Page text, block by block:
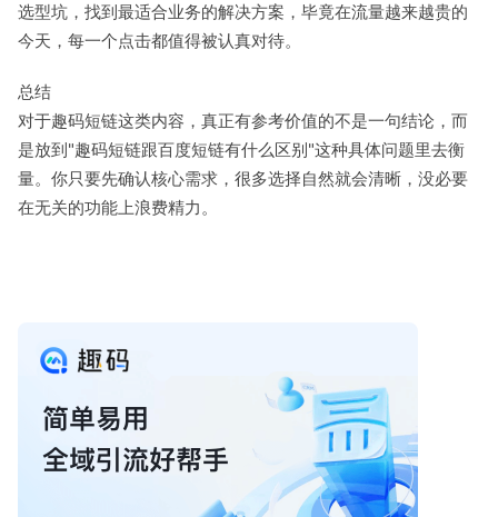
选型坑，找到最适合业务的解决方案，毕竟在流量越来越贵的
今天，每一个点击都值得被认真对待。
总结
对于趣码短链这类内容，真正有参考价值的不是一句结论，而
是放到"趣码短链跟百度短链有什么区别"这种具体问题里去衡
量。你只要先确认核心需求，很多选择自然就会清晰，没必要
在无关的功能上浪费精力。